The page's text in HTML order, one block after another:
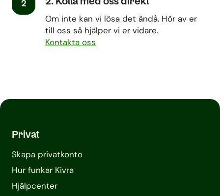
2
Om inte kan vi lösa det ändå. Hör av er
till oss så hjälper vi er vidare.
Kontakta oss
Privat
Skapa privatkonto
Hur funkar Kivra
Hjälpcenter